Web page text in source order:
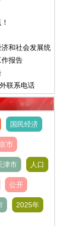
和社会发展统
报告
联系电话
国民经济
市
津市 人口
公开
2025年